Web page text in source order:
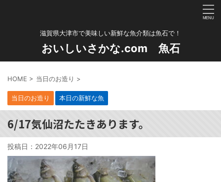
滋賀県大津市で美味しい新鮮な魚介類は魚石で！
おいしいさかな.com 魚石
HOME > 当日のお造り >
当日のお造り 本日の新鮮な魚
6/17気仙沼たたきあります。
投稿日： 2022年06月17日